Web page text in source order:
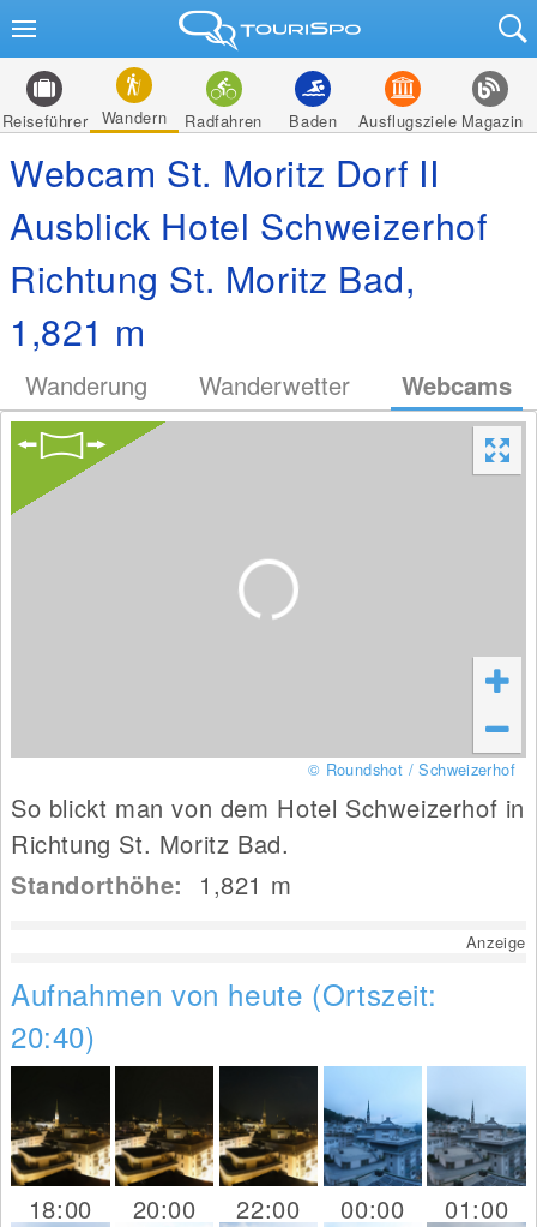
Reiseführer Wandern Radfahren Baden Ausflugsziele Magazin
Webcam St. Moritz Dorf II
Ausblick Hotel Schweizerhof
Richtung St. Moritz Bad,
1,821 m
Wanderung Wanderwetter Webcams
© Roundshot / Schweizerhof
So blickt man von dem Hotel Schweizerhof in
Richtung St. Moritz Bad.
Standorthöhe: 1,821 m
Anzeige
Aufnahmen von heute (Ortszeit:
20:40)
18:00 20:00 22:00 00:00 01:00